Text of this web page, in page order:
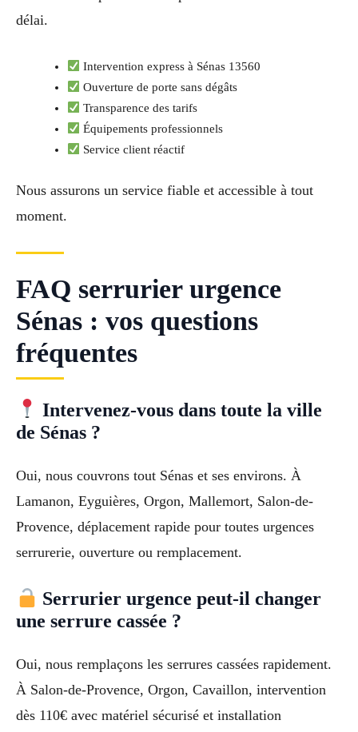
délai.
Intervention express à Sénas 13560
Ouverture de porte sans dégâts
Transparence des tarifs
Équipements professionnels
Service client réactif
Nous assurons un service fiable et accessible à tout
moment.
FAQ serrurier urgence
Sénas : vos questions
fréquentes
Intervenez-vous dans toute la ville
de Sénas ?
Oui, nous couvrons tout Sénas et ses environs. À
Lamanon, Eyguières, Orgon, Mallemort, Salon-de-
Provence, déplacement rapide pour toutes urgences
serrurerie, ouverture ou remplacement.
Serrurier urgence peut-il changer
une serrure cassée ?
Oui, nous remplaçons les serrures cassées rapidement.
À Salon-de-Provence, Orgon, Cavaillon, intervention
dès 110€ avec matériel sécurisé et installation